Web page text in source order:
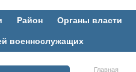
Район Органы власти
военнослужащих
Главная